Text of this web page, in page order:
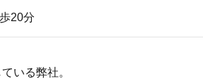
20分
いる弊社。